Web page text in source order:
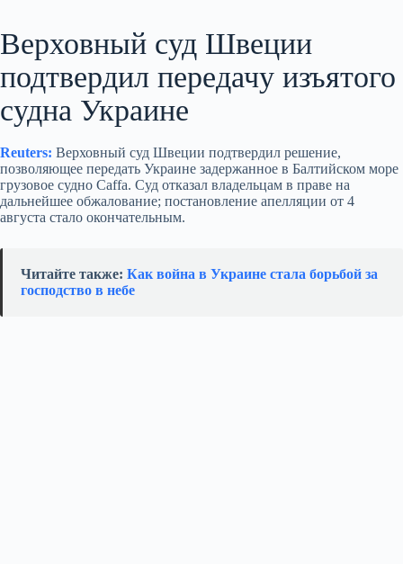
Верховный суд Швеции
подтвердил передачу изъятого
судна Украине
Reuters: Верховный суд Швеции подтвердил решение,
позволяющее передать Украине задержанное в Балтийском море
грузовое судно Caffa. Суд отказал владельцам в праве на
дальнейшее обжалование; постановление апелляции от 4
августа стало окончательным.
Читайте также: Как война в Украине стала борьбой за
господство в небе